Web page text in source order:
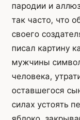
пародии и
так часто, что
своего
писал картину
мужчины
человека,
оставшегося
силах устоять